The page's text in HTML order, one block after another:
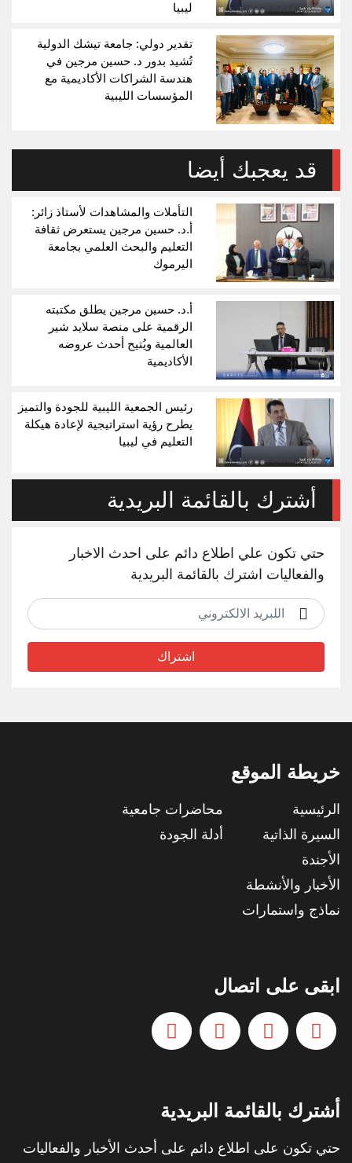
ليبيا
تقدير دولي: جامعة تيشك الدولية
تُشيد بدور د. حسين مرجين في
هندسة الشراكات الأكاديمية مع
المؤسسات الليبية
قد يعجبك أيضا
التأملات والمشاهدات لأستاذ زائر:
أ.د. حسين مرجين يستعرض ثقافة
التعليم والبحث العلمي بجامعة
اليرموك
أ.د. حسين مرجين يطلق مكتبته
الرقمية على منصة سلايد شير
العالمية ويُتيح أحدث عروضه
الأكاديمية
رئيس الجمعية الليبية للجودة والتميز
يطرح رؤية استراتيجية لإعادة هيكلة
التعليم في ليبيا
أشترك بالقائمة البريدية
حتي تكون علي اطلاع دائم على احدث الاخبار
والفعاليات اشترك بالقائمة البريدية
اشتراك
خريطة الموقع
الرئيسية
السيرة الذاتية
الأجندة
الأخبار والأنشطة
نماذج واستمارات
محاضرات جامعية
أدلة الجودة
ابقى على اتصال
أشترك بالقائمة البريدية
حتي تكون على اطلاع دائم على أحدث الأخبار والفعاليات